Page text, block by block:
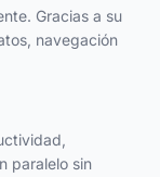
Gracias a su
navegación
paralelo sin